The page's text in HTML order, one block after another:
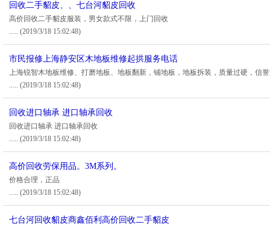
回收二手貂皮、、七台河貂皮回收
高价回收二手貂皮服装，男女款式不限，上门回收
..... (2019/3/18 15:02:48)
市民报修上海静安区木地板维修起拱服务电话
上海锐智木地板维修、打磨地板、地板翻新，铺地板，地板拆装，质量过硬，信
..... (2019/3/18 15:02:48)
回收进口轴承 进口轴承回收
回收进口轴承 进口轴承回收
..... (2019/3/18 15:02:48)
高价回收劳保用品。3M系列。
价格合理，正品
..... (2019/3/18 15:02:48)
七台河回收貂皮商鑫佰利高价回收二手貂皮